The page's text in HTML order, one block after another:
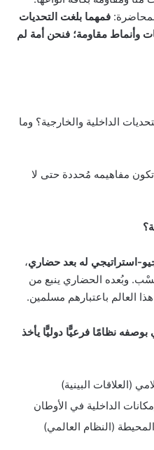
فمهما بلغت التحديات
وأنماط مقاومة؛ فنحن أمة لم
الداخلية والخارجية؟ وما
مفاهيمه مُحددة حتى لا
استراتيجي له بعد حضاري،
وبُعده الحضاري ينبع من
العالم باعتبارهم مسلمين.
نظامًا فرعيًّا دوليًّا يأخذ
(العلاقات البينية)
الداخلية في الأوطان
المحيطة (النظام العالمي)